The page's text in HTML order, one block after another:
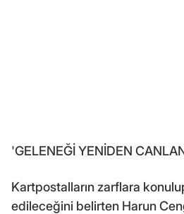
'GELENEĞİ YENİDEN
Kartpostalların zarflara
edileceğini belirten Harun